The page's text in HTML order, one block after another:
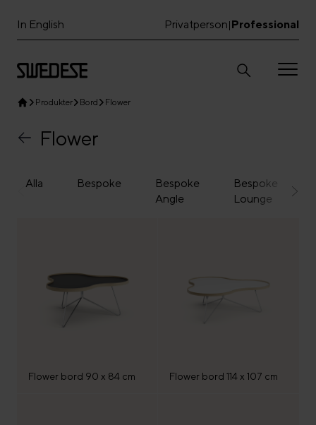
In English Professional
|
Privatperson
Produkter Bord Flower
Flower
Alla Bespoke
Bespoke
Angle
Bespoke
Lounge
Flower bord 90 x 84 cm Flower bord 114 x 107 cm